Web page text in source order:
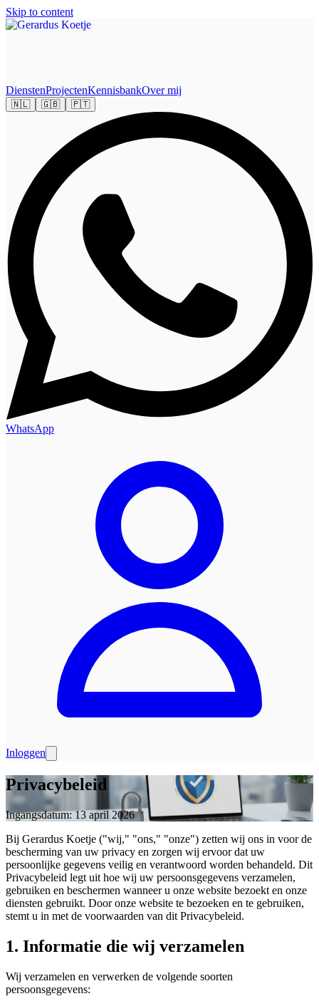
Skip to content
DienstenProjectenKennisbankOver mij
🇳🇱 🇬🇧 🇵🇹
WhatsApp
Inloggen
Privacybeleid
Ingangsdatum: 13 april 2026
Bij Gerardus Koetje ("wij," "ons," "onze") zetten wij ons in voor de
bescherming van uw privacy en zorgen wij ervoor dat uw
persoonlijke gegevens veilig en verantwoord worden behandeld. Dit
Privacybeleid legt uit hoe wij uw persoonsgegevens verzamelen,
gebruiken en beschermen wanneer u onze website bezoekt en onze
diensten gebruikt. Door onze website te bezoeken en te gebruiken,
stemt u in met de voorwaarden van dit Privacybeleid.
1. Informatie die wij verzamelen
Wij verzamelen en verwerken de volgende soorten
persoonsgegevens: